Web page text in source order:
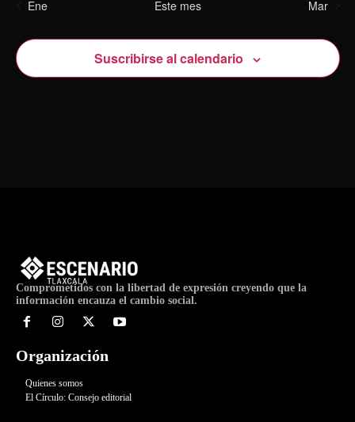
Ene Este mes Mar
Suscribirse al calendario
Comprometidos con la libertad de expresión creyendo que la
información encauza el cambio social.
Organización
Quienes somos
El Círculo: Consejo editorial